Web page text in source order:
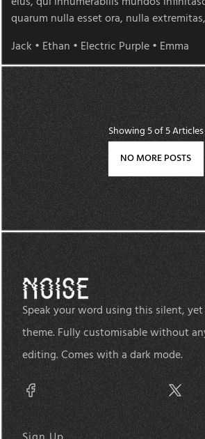
quarum nulla esset ora, nulla extremitas,
Jack • Ethan • Electric Purple• Emma
Showing5of 5 Articles
NO MORE POSTS
Speak your word using this silent,
theme. Fully customisable without
editing. Comes with a dark mode.